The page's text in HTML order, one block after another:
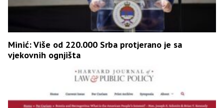
Minić: Više od 220.000 Srba protjerano je sa
vjekovnih ognjišta